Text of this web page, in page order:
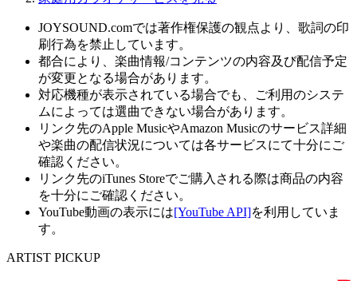
JOYSOUND.comでは著作権保護の観点より、歌詞の印
刷行為を禁止しています。
都合により、楽曲情報/コンテンツの内容及び配信予定
が変更となる場合があります。
対応機種が表示されている場合でも、ご利用のシステ
ムによっては選曲できない場合があります。
リンク先のApple MusicやAmazon Musicのサービス詳細
や楽曲の配信状況については各サービスにて十分にご
確認ください。
リンク先のiTunes Storeでご購入される際は商品の内容
を十分にご確認ください。
YouTube動画の表示には[YouTube API]を利用していま
す。
ARTIST PICKUP